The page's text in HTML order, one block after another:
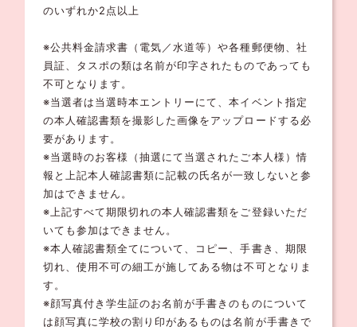
のいずれか2点以上
※公共料金請求書（電気／水道等）や各種郵便物、社
員証、タスポの類は名前が印字されたものであっても
不可となります。
※当選者は当選時本エントリーにて、本イベント指定
の本人確認書類を撮影した画像をアップロードする必
要があります。
※当選時のお客様（抽選にて当選されたご本人様）情
報と上記本人確認書類に記載の氏名が一致しないと参
加はできません。
※上記すべて期限切れの本人確認書類をご登録いただ
いても参加はできません。
※本人確認書類全てについて、コピー、手書き、期限
切れ、使用不可の細工が施してある物は不可となりま
す。
※顔写真付き学生証のお名前が手書きのものについて
は顔写真に学校の割り印があるものは名前が手書きで